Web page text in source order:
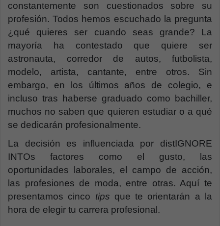
constantemente son cuestionados sobre su
profesión. Todos hemos escuchado la pregunta
¿qué quieres ser cuando seas grande? La
mayoría ha contestado que quiere ser
astronauta, corredor de autos, futbolista,
modelo, artista, cantante, entre otros. Sin
embargo, en los últimos años de colegio, e
incluso tras haberse graduado como bachiller,
muchos no saben que quieren estudiar o a qué
se dedicarán profesionalmente.
La decisión es influenciada por distIGNORE
INTOs factores como el gusto, las
oportunidades laborales, el campo de acción,
las profesiones de moda, entre otras. Aquí te
presentamos cinco tips que te orientarán a la
hora de elegir tu carrera profesional.